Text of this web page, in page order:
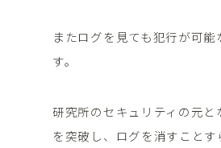
またログを見ても犯行が可
す。
研究所のセキュリティの元
を突破し、ログを消すことす